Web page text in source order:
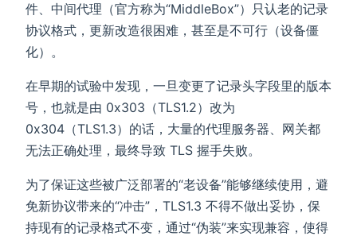
件、中间代理（官方称为“MiddleBox”）只认老的记录
协议格式，更新改造很困难，甚至是不可行（设备僵
化）。
在早期的试验中发现，一旦变更了记录头字段里的版本
号，也就是由 0x303（TLS1.2）改为
0x304（TLS1.3）的话，大量的代理服务器、网关都
无法正确处理，最终导致 TLS 握手失败。
为了保证这些被广泛部署的“老设备”能够继续使用，避
免新协议带来的“冲击”，TLS1.3 不得不做出妥协，保
持现有的记录格式不变，通过“伪装”来实现兼容，使得